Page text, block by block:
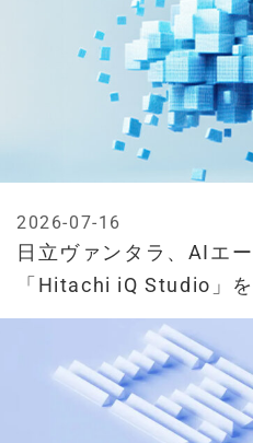
日立ヴァンタラ、AIエ
「Hitachi iQ Studio」
2026-07-16